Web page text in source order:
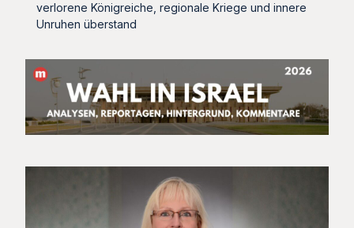
verlorene Königreiche, regionale Kriege und innere
Unruhen überstand